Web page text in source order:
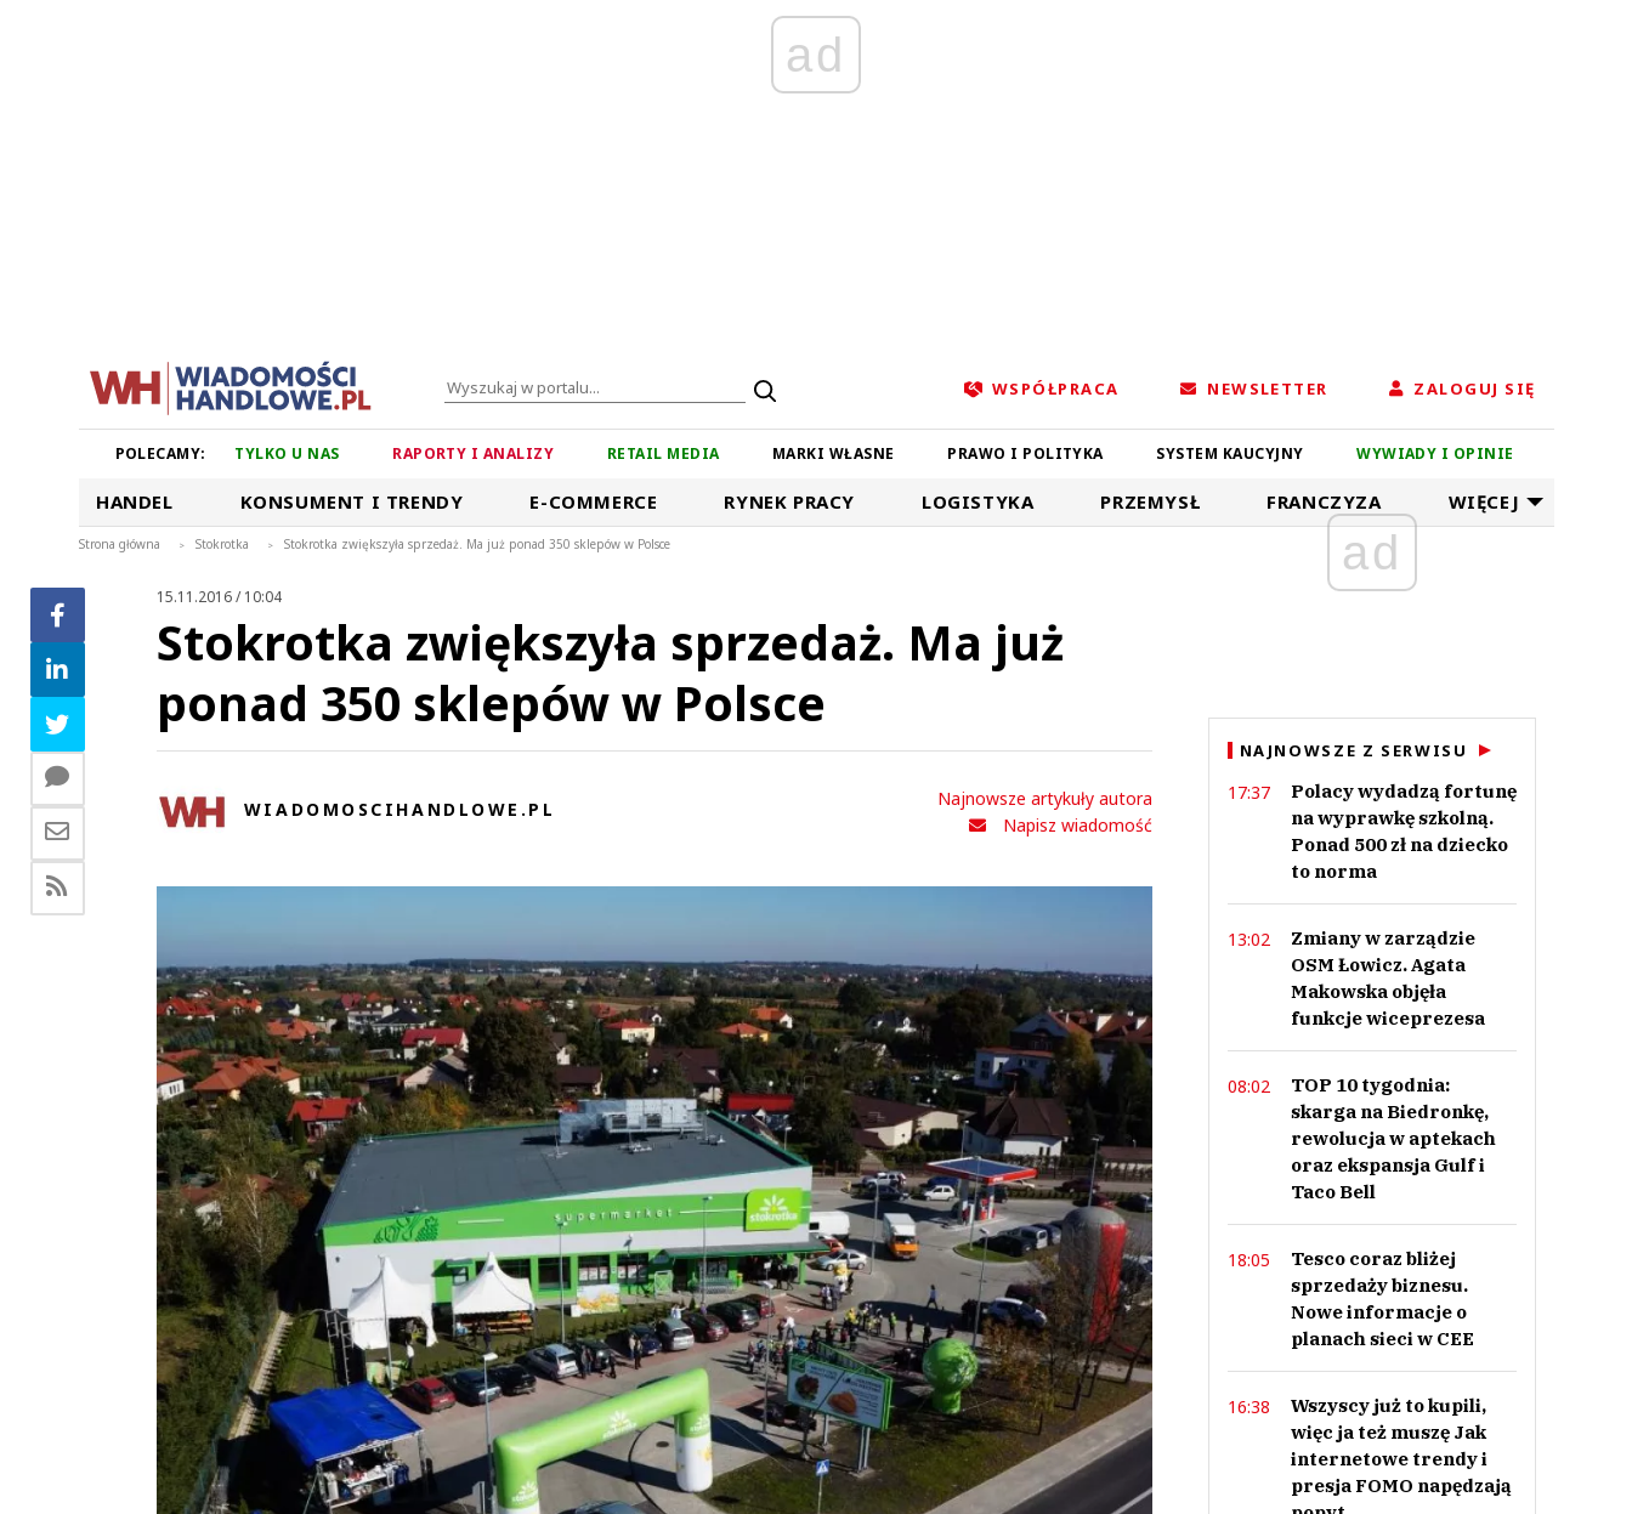
ad
WSPÓŁPRACA NEWSLETTER ZALOGUJ SIĘ
POLECAMY: TYLKO U NAS RAPORTY I ANALIZY RETAIL MEDIA MARKI WŁASNE PRAWO I POLITYKA SYSTEM KAUCYJNY WYWIADY I OPINIE
HANDEL KONSUMENT I TRENDY E-COMMERCE RYNEK PRACY LOGISTYKA PRZEMYSŁ FRANCZYZA WIĘCEJ
Strona główna > Stokrotka > Stokrotka zwiększyła sprzedaż. Ma już ponad 350 sklepów w Polsce
15.11.2016 / 10:04
Stokrotka zwiększyła sprzedaż. Ma już
ponad 350 sklepów w Polsce
WIADOMOSCIHANDLOWE.PL
Najnowsze artykuły autora
Napisz wiadomość
ad
NAJNOWSZE Z SERWISU
17:37
Polacy wydadzą fortunę
na wyprawkę szkolną.
Ponad 500 zł na dziecko
to norma
13:02
Zmiany w zarządzie
OSM Łowicz. Agata
Makowska objęła
funkcje wiceprezesa
08:02
TOP 10 tygodnia:
skarga na Biedronkę,
rewolucja w aptekach
oraz ekspansja Gulf i
Taco Bell
18:05
Tesco coraz bliżej
sprzedaży biznesu.
Nowe informacje o
planach sieci w CEE
16:38
Wszyscy już to kupili,
więc ja też muszę Jak
internetowe trendy i
presja FOMO napędzają